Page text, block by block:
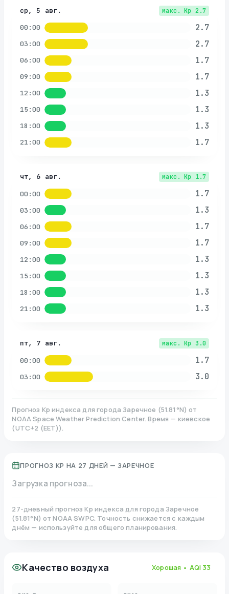
ср, 5 авг. макс. Kp 2.7
00:00 2.7
03:00 2.7
06:00 1.7
09:00 1.7
12:00 1.3
15:00 1.3
18:00 1.3
21:00 1.7
чт, 6 авг. макс. Kp 1.7
00:00 1.7
03:00 1.3
06:00 1.7
09:00 1.7
12:00 1.3
15:00 1.3
18:00 1.3
21:00 1.3
пт, 7 авг. макс. Kp 3.0
00:00 1.7
03:00 3.0
Прогноз Kp индекса для города Заречное (51.81 °N)от
NOAA Space Weather Prediction Center. Время — киевское
(UTC+2 (EET)).
ПРОГНОЗ KP НА 27 ДНЕЙ — ЗАРЕЧНОЕ
Загрузка прогноза...
27-дневный прогноз Kp индекса для города Заречное
(51.81°N)от NOAA SWPC. Точность снижается с каждым
днём — используйте для общего планирования.
Качество воздуха Хорошая • AQI 33